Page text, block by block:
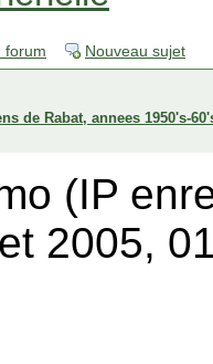
forum Nouveau sujet
de Rabat, annees 1950's-
(IP
2005,